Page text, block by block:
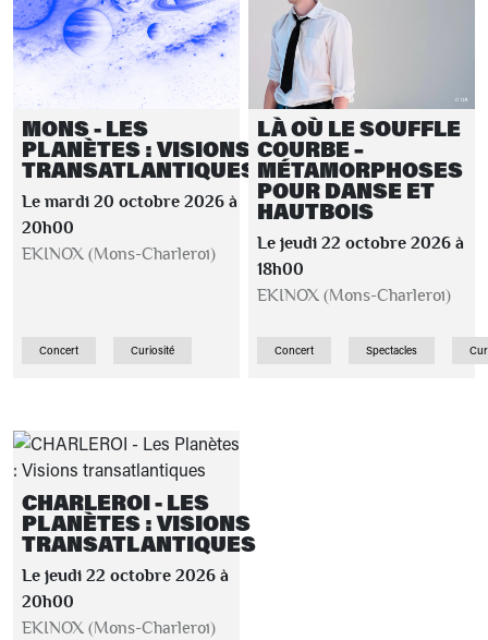
MONS - LES
PLANÈTES : VISIONS
TRANSATLANTIQUES
Le mardi 20 octobre 2026 à
20h00
EKINOX (Mons-Charleroi)
Concert Curiosité
LÀ OÙ LE SOUFFLE
COURBE –
MÉTAMORPHOSES
POUR DANSE ET
HAUTBOIS
Le jeudi 22 octobre 2026 à
18h00
EKINOX (Mons-Charleroi)
Concert Spectacles
CHARLEROI - LES
PLANÈTES : VISIONS
TRANSATLANTIQUES
Le jeudi 22 octobre 2026 à
20h00
EKINOX (Mons-Charleroi)